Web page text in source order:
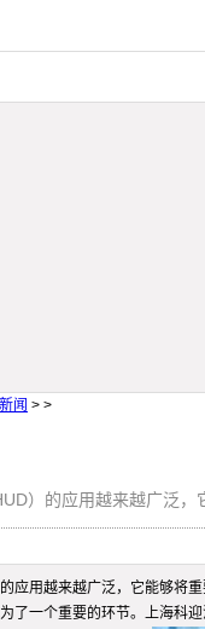
闻 > >
）的应用越来越广泛
应用越来越广泛，它能够将
了一个重要的环节。上海科